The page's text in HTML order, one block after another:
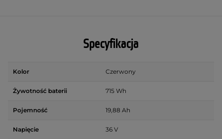
Specyfikacja
Kolor Czerwony
Żywotność baterii 715 Wh
Pojemność 19,88 Ah
Napięcie 36 V